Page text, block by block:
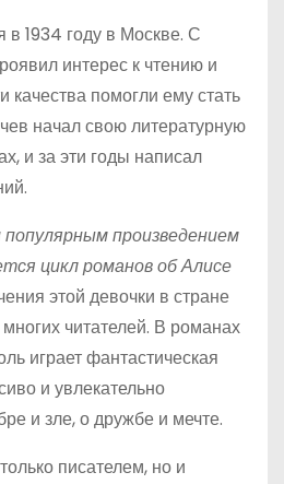
1934 году в Москве. С
интерес к чтению и
помогли ему стать
начал свою литературную
и за эти годы написал
произведением
цикл романов об Алисе
этой девочки в стране
читателей. В романах
играет фантастическая
и увлекательно
и зле, о дружбе и мечте.
писателем, но и